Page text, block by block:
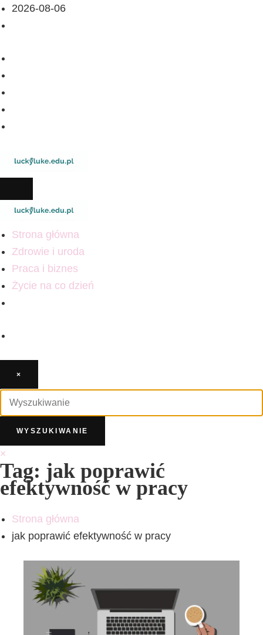
2026-08-06
Strona główna
Zdrowie i uroda
Praca i biznes
Życie na co dzień
×
×
Tag: jak poprawić
efektywność w pracy
Strona główna
jak poprawić efektywność w pracy